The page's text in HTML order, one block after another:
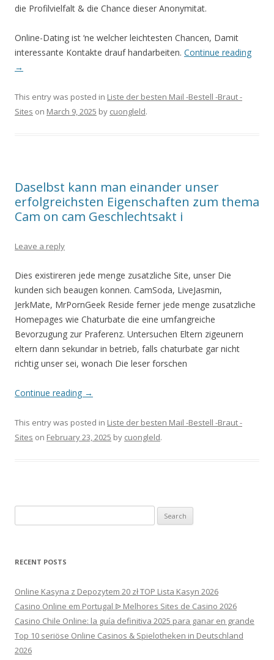
die Profilvielfalt & die Chance dieser Anonymitat.
Online-Dating ist ‘ne welcher leichtesten Chancen, Damit
interessante Kontakte drauf handarbeiten. Continue reading
→
This entry was posted in Liste der besten Mail -Bestell -Braut -
Sites on March 9, 2025 by cuongleld.
Daselbst kann man einander unser
erfolgreichsten Eigenschaften zum thema
Cam on cam Geschlechtsakt i
Leave a reply
Dies existireren jede menge zusatzliche Site, unser Die
kunden sich beaugen konnen. CamSoda, LiveJasmin,
JerkMate, MrPornGeek Reside ferner jede menge zusatzliche
Homepages wie Chaturbate die eine umfangreiche
Bevorzugung zur Praferenz. Untersuchen Eltern zigeunern
eltern dann sekundar in betrieb, falls chaturbate gar nicht
richtig unser sei, wonach Die leser forschen
Continue reading →
This entry was posted in Liste der besten Mail -Bestell -Braut -
Sites on February 23, 2025 by cuongleld.
for:
RECENT POSTS
Online Kasyna z Depozytem 20 zł TOP Lista Kasyn 2026
Casino Online em Portugal ᐉ Melhores Sites de Casino 2026
Casino Chile Online: la guía definitiva 2025 para ganar en grande
Top 10 seriöse Online Casinos & Spielotheken in Deutschland
2026